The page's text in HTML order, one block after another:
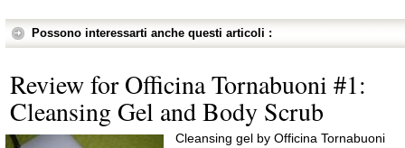
Possono interessarti anche questi articoli :
Review for Officina Tornabuoni #1:
Cleansing Gel and Body Scrub
Cleansing gel by Officina Tornabuoni